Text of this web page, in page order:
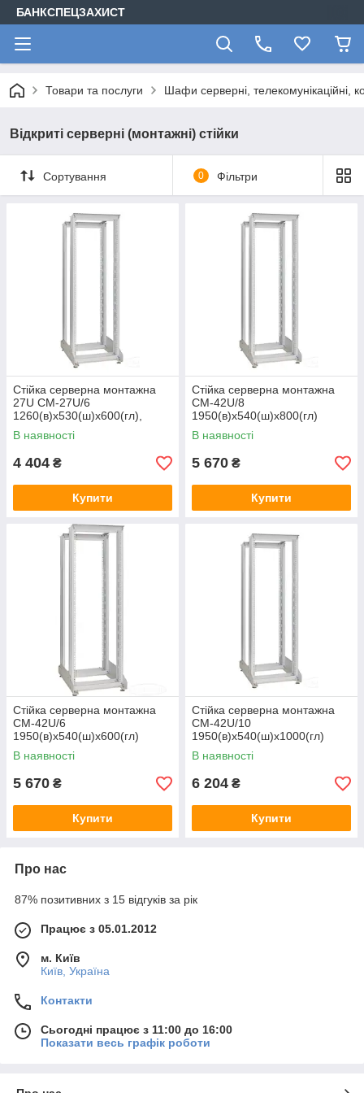
БАНКСПЕЦЗАХИСТ
Товари та послуги Шафи серверні, телекомунікаційні,
Відкриті серверні (монтажні) стійки
Сортування 0 Фільтри
Стійка серверна монтажна
27U СМ-27U/6
1260(в)х530(ш)х600(гл),
Корисна глибина, 600 мм
В наявності
4 404 ₴
Купити
Стійка серверна монтажна
СМ-42U/8
1950(в)х540(ш)х800(гл)
В наявності
5 670 ₴
Купити
Стійка серверна монтажна
СМ-42U/6
1950(в)х540(ш)х600(гл)
В наявності
5 670 ₴
Купити
Стійка серверна монтажна
СМ-42U/10
1950(в)х540(ш)х1000(гл)
В наявності
6 204 ₴
Купити
Про нас
87% позитивних з 15 відгуків за рік
Працює з 05.01.2012
м. Київ
Київ, Україна
Контакти
Сьогодні працює з 11:00 до 16:00
Показати весь графік роботи